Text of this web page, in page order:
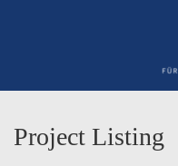
Project Listing